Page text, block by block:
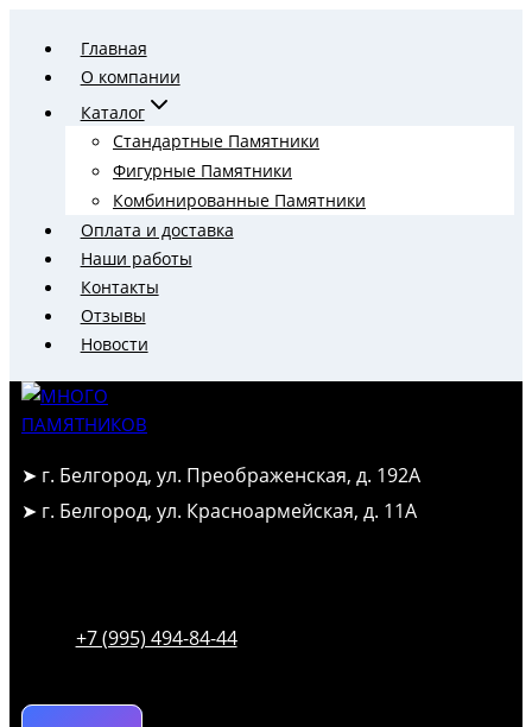
содержимому
Главная
О компании
Каталог
Стандартные Памятники
Фигурные Памятники
Комбинированные Памятники
Оплата и доставка
Наши работы
Контакты
Отзывы
Новости
➤ г. Белгород, ул. Преображенская, д. 192А
➤ г. Белгород, ул. Красноармейская, д. 11А
+7 (995) 494-84-44